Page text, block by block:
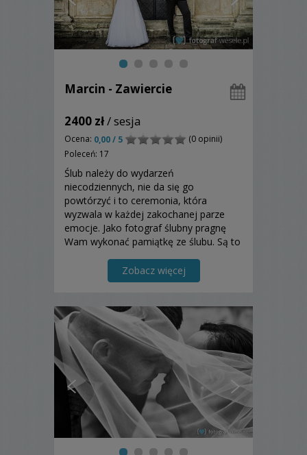
Marcin - Zawiercie
2400 zł/ sesja
Ocena: 0,00 / 5
(0 opinii)
Poleceń: 17
Ślub należy do wydarzeń
niecodziennych, nie da się go
powtórzyć i to ceremonia, która
wyzwala w każdej zakochanej parze
emocje. Jako fotograf ślubny pragnę
Wam wykonać pamiątkę ze ślubu. Są to
latach będziecie chętnie i z radością
oglądać. Zapraszam!
Zobacz więcej